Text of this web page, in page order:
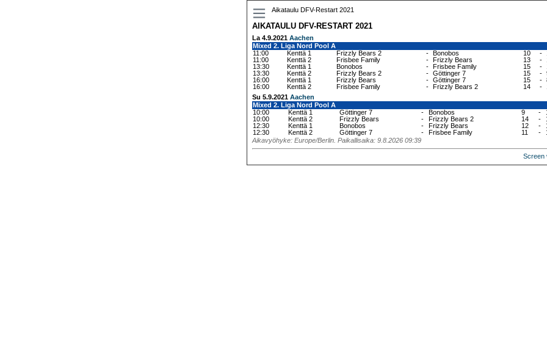
Aikataulu DFV-Restart 2021
AIKATAULU DFV-RESTART 2021
La 4.9.2021Aachen
Mixed 2. Liga Nord Pool A
11:00
Kenttä 1 Frizzly Bears 2 - Bonobos 10 -
11:00
Kenttä 2 Frisbee Family - Frizzly Bears 13 -
13:30
Kenttä 1 Bonobos - Frisbee Family 15 -
13:30
Kenttä 2 Frizzly Bears 2 - Göttinger 7 15 -
16:00
Kenttä 1 Frizzly Bears - Göttinger 7 15 -
16:00
Kenttä 2 Frisbee Family - Frizzly Bears 2 14 -
Su 5.9.2021Aachen
Mixed 2. Liga Nord Pool A
10:00
Kenttä 1 Göttinger 7 - Bonobos 9 -
10:00
Kenttä 2 Frizzly Bears - Frizzly Bears 2 14 -
12:30
Kenttä 1 Bonobos - Frizzly Bears 12 -
12:30
Kenttä 2 Göttinger 7 - Frisbee Family 11 -
Aikavyöhyke: Europe/Berlin. Paikallisaika: 9.8.2026 09:39
Screen